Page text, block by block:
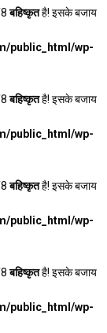
बहिष्कृतहै! इसके बजाय
public_html/wp-
बहिष्कृतहै! इसके बजाय
public_html/wp-
बहिष्कृतहै! इसके बजाय
public_html/wp-
बहिष्कृतहै! इसके बजाय
public_html/wp-